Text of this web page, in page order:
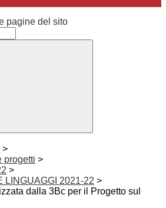
pagine del sito
>
progetti >
>
LINGUAGGI 2021-22 >
dalla 3Bc per il Progetto sul